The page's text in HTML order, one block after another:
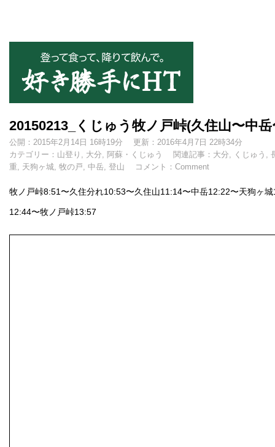
20150213_くじゅう牧ノ戸峠(久住山〜中
公開：2015年2月14日 16時19分
更新：2016年4月7日 22時34分
カテゴリー： 山登り , 大分, 阿蘇・くじゅう 関連記事： 大分, くじゅう ,
重, 天狗ヶ城, 牧の戸, 中岳, 登山 コメント： Comment
牧ノ戸峠8:51〜久住分れ10:53〜久住山11:14〜中岳12:22〜天狗ヶ
12:44〜牧ノ戸峠13:57